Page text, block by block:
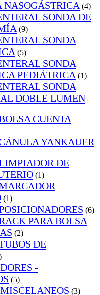
NASOGÁSTRICA (4)
SONDA DE
(9)
SONDA
(5)
SONDA
PEDIÁTRICA (1)
SONDA
DOBLE LUMEN
CUENTA
YANKAUER
DE
(1)
(1)
(6)
PARA BOLSA
(2)
DE
-
(5)
(3)